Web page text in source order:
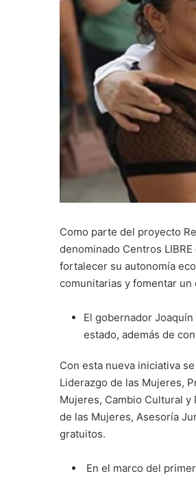
Como parte del proyecto
denominado Centros
fortalecer su autonomía
comunitarias y fomentar
El gobernador
estado, además de
Con esta nueva iniciativa
Liderazgo de las Mujeres,
Mujeres, Cambio Cultural
de las Mujeres, Asesoría
gratuitos.
En el marco del